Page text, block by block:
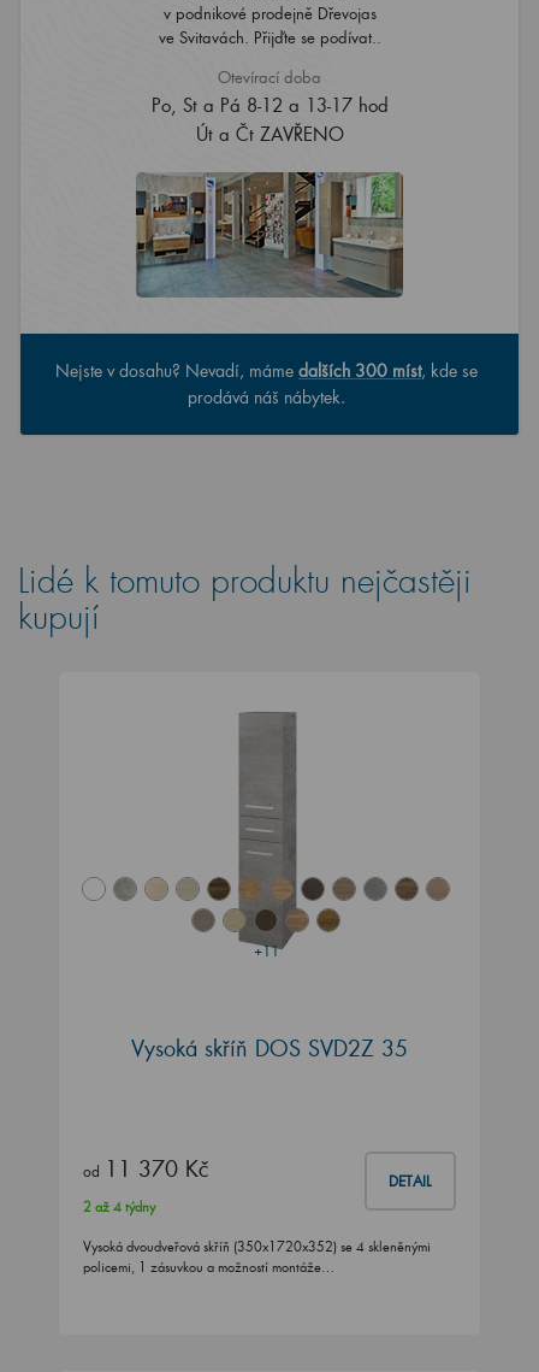
v podnikové prodejně Dřevojas
ve Svitavách. Přijďte se podívat..
Otevírací doba
Po, St a Pá 8-12 a 13-17 hod
Út a Čt ZAVŘENO
Nejste v dosahu? Nevadí, máme dalších 300 míst, kde se
prodává náš nábytek.
Lidé k tomuto produktu nejčastěji
kupují
+11
Vysoká skříň DOS SVD2Z 35
od 11 370 Kč DETAIL
2 až 4 týdny
Vysoká dvoudveřová skříň (350x1720x352) se 4 skleněnými
policemi, 1 zásuvkou a možností montáže…